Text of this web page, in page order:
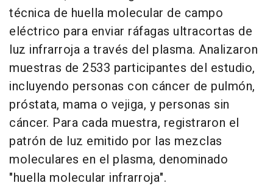
técnica de huella molecular de campo
eléctrico para enviar ráfagas ultracortas de
luz infrarroja a través del plasma. Analizaron
muestras de 2533 participantes del estudio,
incluyendo personas con cáncer de pulmón,
próstata, mama o vejiga, y personas sin
cáncer. Para cada muestra, registraron el
patrón de luz emitido por las mezclas
moleculares en el plasma, denominado
"huella molecular infrarroja".